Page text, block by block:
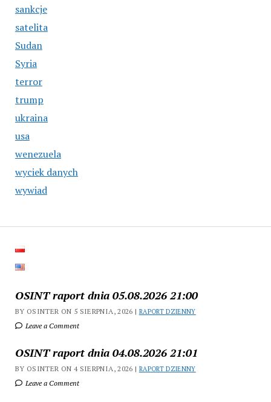
sankcje
satelita
Sudan
Syria
terror
trump
ukraina
usa
wenezuela
wyciek danych
wywiad
OSINT raport dnia 05.08.2026 21:00
BY OSINTER ON 5 SIERPNIA, 2026 | RAPORT DZIENNY
Leave a Comment
OSINT raport dnia 04.08.2026 21:01
BY OSINTER ON 4 SIERPNIA, 2026 | RAPORT DZIENNY
Leave a Comment